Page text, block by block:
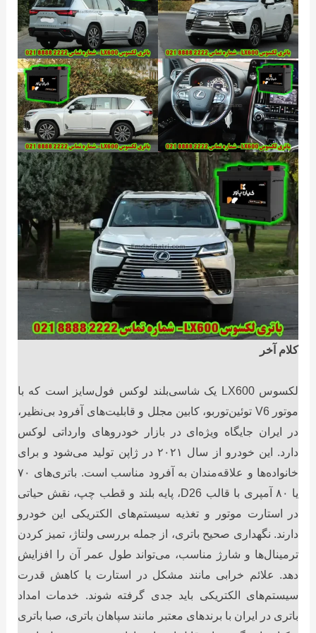
کلام آخر
لکسوس LX600 یک شاسی‌بلند لوکس فول‌سایز است که با
موتور V6 توئین‌توربو، کابین مجلل و قابلیت‌های آفرود بی‌نظیر،
در ایران جایگاه ویژه‌ای در بازار خودروهای وارداتی لوکس
دارد. این خودرو از سال ۲۰۲۱ در ژاپن تولید می‌شود و برای
خانواده‌ها و علاقه‌مندان به آفرود مناسب است. باتری‌های ۷۰
یا ۸۰ آمپری با قالب D26، پایه بلند و قطب چپ، نقش حیاتی
در استارت موتور و تغذیه سیستم‌های الکتریکی این خودرو
دارند. نگهداری صحیح باتری، از جمله بررسی ولتاژ، تمیز کردن
ترمینال‌ها و شارژ مناسب، می‌تواند طول عمر آن را افزایش
دهد. علائم خرابی مانند مشکل در استارت یا کاهش قدرت
سیستم‌های الکتریکی باید جدی گرفته شوند. خدمات امداد
باتری در ایران با برندهای معتبر مانند سپاهان باتری، صبا باتری